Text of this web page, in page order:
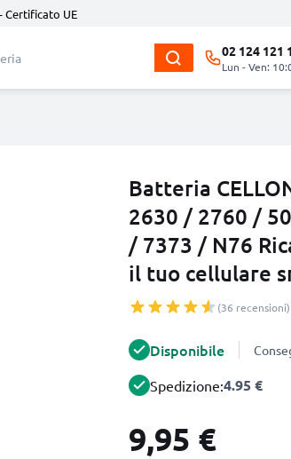
Certificato UE
02 124 121
Lun - Ven:
Batteria
2630 / 2760 /
/ 7373 / N76
il tuo cellulare
(36 recensioni)
Disponibile
Spedizione:4.95 €
9,95 €